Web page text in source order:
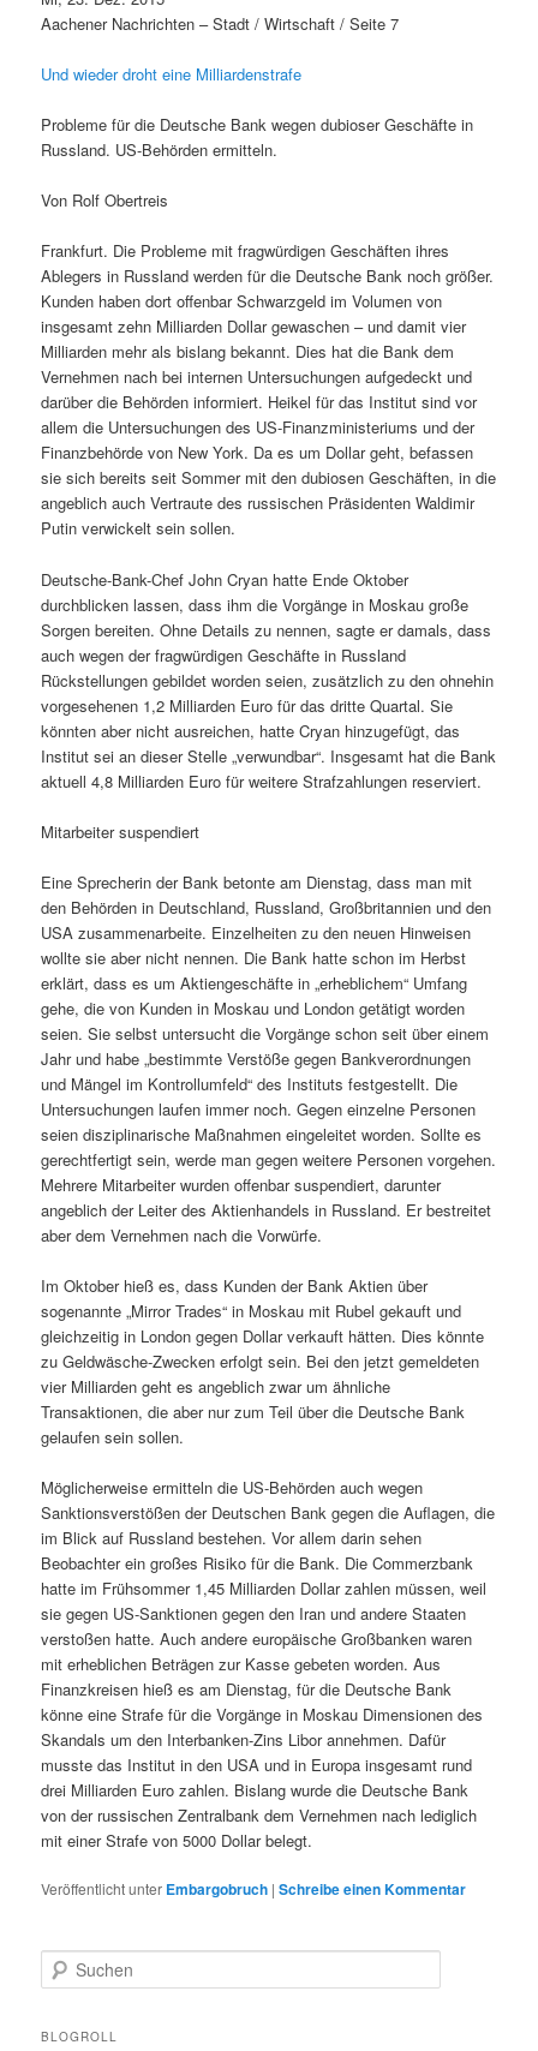
Aachener Nachrichten – Stadt / Wirtschaft / Seite 7
Und wieder droht eine Milliardenstrafe
Probleme für die Deutsche Bank wegen dubioser Geschäfte in
Russland. US-Behörden ermitteln.
Von Rolf Obertreis
Frankfurt. Die Probleme mit fragwürdigen Geschäften ihres
Ablegers in Russland werden für die Deutsche Bank noch größer.
Kunden haben dort offenbar Schwarzgeld im Volumen von
insgesamt zehn Milliarden Dollar gewaschen – und damit vier
Milliarden mehr als bislang bekannt. Dies hat die Bank dem
Vernehmen nach bei internen Untersuchungen aufgedeckt und
darüber die Behörden informiert. Heikel für das Institut sind vor
allem die Untersuchungen des US-Finanzministeriums und der
Finanzbehörde von New York. Da es um Dollar geht, befassen
sie sich bereits seit Sommer mit den dubiosen Geschäften, in die
angeblich auch Vertraute des russischen Präsidenten Waldimir
Putin verwickelt sein sollen.
Deutsche-Bank-Chef John Cryan hatte Ende Oktober
durchblicken lassen, dass ihm die Vorgänge in Moskau große
Sorgen bereiten. Ohne Details zu nennen, sagte er damals, dass
auch wegen der fragwürdigen Geschäfte in Russland
Rückstellungen gebildet worden seien, zusätzlich zu den ohnehin
vorgesehenen 1,2 Milliarden Euro für das dritte Quartal. Sie
könnten aber nicht ausreichen, hatte Cryan hinzugefügt, das
Institut sei an dieser Stelle „verwundbar“. Insgesamt hat die Bank
aktuell 4,8 Milliarden Euro für weitere Strafzahlungen reserviert.
Mitarbeiter suspendiert
Eine Sprecherin der Bank betonte am Dienstag, dass man mit
den Behörden in Deutschland, Russland, Großbritannien und den
USA zusammenarbeite. Einzelheiten zu den neuen Hinweisen
wollte sie aber nicht nennen. Die Bank hatte schon im Herbst
erklärt, dass es um Aktiengeschäfte in „erheblichem“ Umfang
gehe, die von Kunden in Moskau und London getätigt worden
seien. Sie selbst untersucht die Vorgänge schon seit über einem
Jahr und habe „bestimmte Verstöße gegen Bankverordnungen
und Mängel im Kontrollumfeld“ des Instituts festgestellt. Die
Untersuchungen laufen immer noch. Gegen einzelne Personen
seien disziplinarische Maßnahmen eingeleitet worden. Sollte es
gerechtfertigt sein, werde man gegen weitere Personen vorgehen.
Mehrere Mitarbeiter wurden offenbar suspendiert, darunter
angeblich der Leiter des Aktienhandels in Russland. Er bestreitet
aber dem Vernehmen nach die Vorwürfe.
Im Oktober hieß es, dass Kunden der Bank Aktien über
sogenannte „Mirror Trades“ in Moskau mit Rubel gekauft und
gleichzeitig in London gegen Dollar verkauft hätten. Dies könnte
zu Geldwäsche-Zwecken erfolgt sein. Bei den jetzt gemeldeten
vier Milliarden geht es angeblich zwar um ähnliche
Transaktionen, die aber nur zum Teil über die Deutsche Bank
gelaufen sein sollen.
Möglicherweise ermitteln die US-Behörden auch wegen
Sanktionsverstößen der Deutschen Bank gegen die Auflagen, die
im Blick auf Russland bestehen. Vor allem darin sehen
Beobachter ein großes Risiko für die Bank. Die Commerzbank
hatte im Frühsommer 1,45 Milliarden Dollar zahlen müssen, weil
sie gegen US-Sanktionen gegen den Iran und andere Staaten
verstoßen hatte. Auch andere europäische Großbanken waren
mit erheblichen Beträgen zur Kasse gebeten worden. Aus
Finanzkreisen hieß es am Dienstag, für die Deutsche Bank
könne eine Strafe für die Vorgänge in Moskau Dimensionen des
Skandals um den Interbanken-Zins Libor annehmen. Dafür
musste das Institut in den USA und in Europa insgesamt rund
drei Milliarden Euro zahlen. Bislang wurde die Deutsche Bank
von der russischen Zentralbank dem Vernehmen nach lediglich
mit einer Strafe von 5000 Dollar belegt.
Veröffentlicht unter Embargobruch |Schreibe einen Kommentar
u
h
BLOGROLL